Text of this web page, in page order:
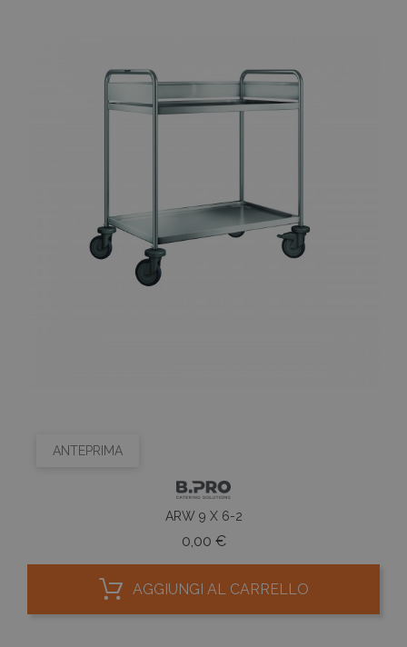
ANTEPRIMA
ARW 9 X 6-2
0,00 €Prezzo
AGGIUNGI AL CARRELLO